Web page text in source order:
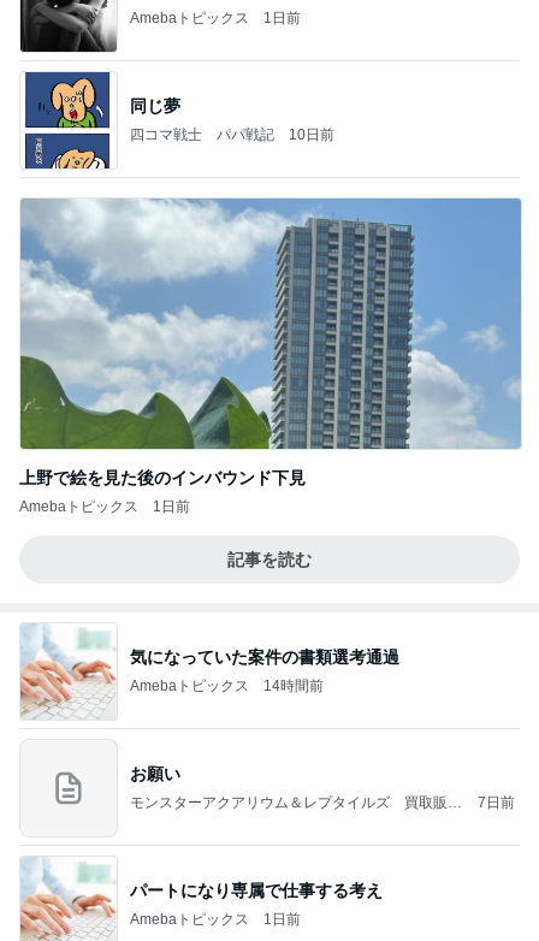
Amebaトピックス 1日前
同じ夢
四コマ戦士 パパ戦記 10日前
上野で絵を見た後のインバウンド下見
Amebaトピックス 1日前
記事を読む
気になっていた案件の書類選考通過
Amebaトピックス 14時間前
お願い
モンスターアクアリウム＆レプタイルズ 買取販売
7日前
パートになり専属で仕事する考え
Amebaトピックス 1日前